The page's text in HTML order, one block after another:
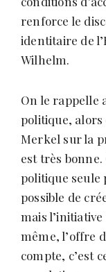
renforce le
identitaire de
Wilhelm.
On le rappelle
politique, alors
Merkel sur la
est très
politique seule
possible de
mais
même, l’offre
compte, c’est